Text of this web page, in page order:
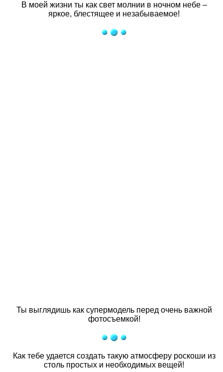
В моей жизни ты как свет молнии в ночном небе –
яркое, блестящее и незабываемое!
Ты выглядишь как супермодель перед очень важной
фотосъемкой!
Как тебе удается создать такую атмосферу роскоши из
столь простых и необходимых вещей!